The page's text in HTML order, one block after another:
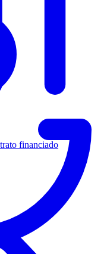
financiado